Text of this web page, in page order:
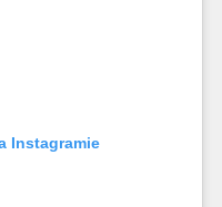
Instagramie